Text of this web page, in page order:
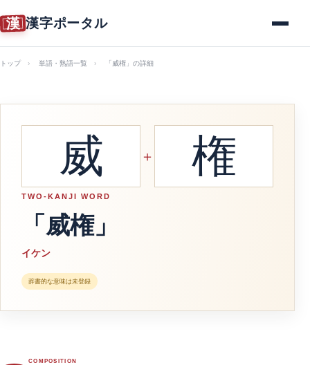
漢 漢字ポータル
トップ 単語・熟語一覧 「威権」の詳細
威 ＋ 権
TWO-KANJI WORD
「威権」
イケン
辞書的な意味は未登録
COMPOSITION